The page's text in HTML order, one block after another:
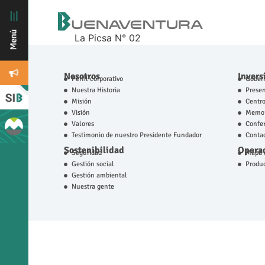
La Picsa N° 02
Nosotros
Perfil corporativo
Nuestra Historia
Misión
Visión
Valores
Testimonio de nuestro Presidente Fundador
Sostenibilidad
Seguridad
Gestión social
Gestión ambiental
Nuestra gente
Mapa